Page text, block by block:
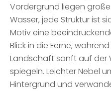
Vordergrund liegen große
Wasser, jede Struktur ist
Motiv eine
Blick in die Ferne,
Landschaft sanft auf der
spiegeln. Leichter Nebel
Hintergrund und